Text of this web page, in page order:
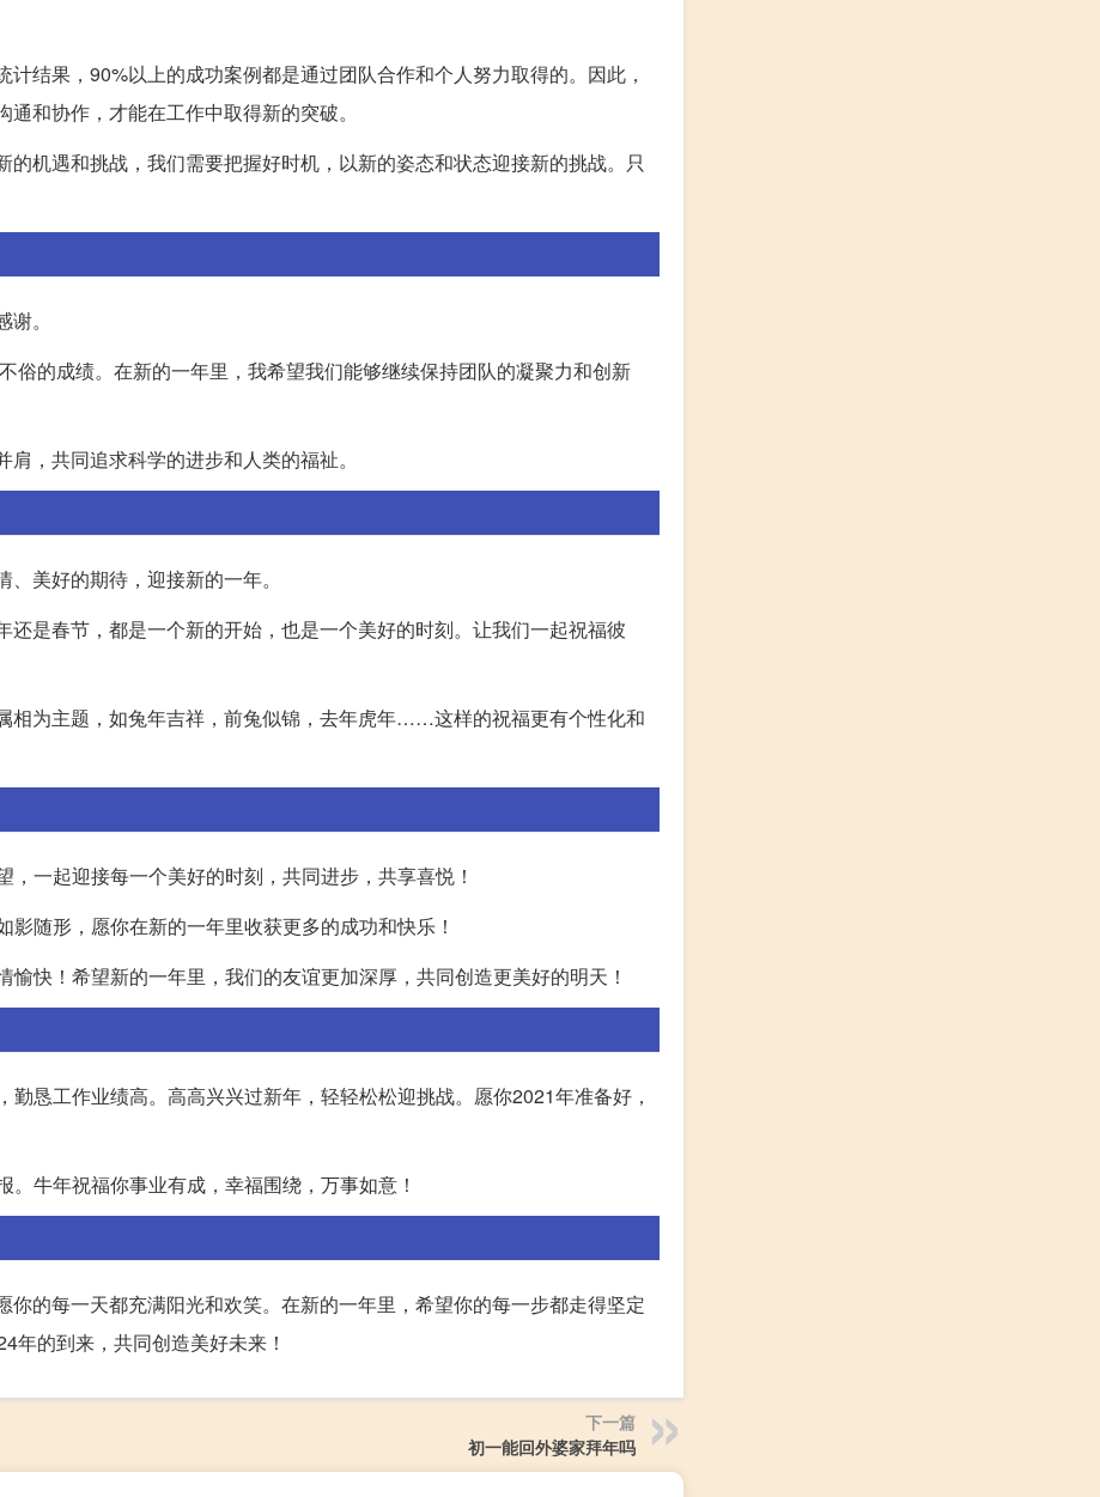
结果，90%以上的成功案例都是通过团队合作和个人努力取得的。因此，
和协作，才能在工作中取得新的突破。
机遇和挑战，我们需要把握好时机，以新的姿态和状态迎接新的挑战。只
。
俗的成绩。在新的一年里，我希望我们能够继续保持团队的凝聚力和创新
，共同追求科学的进步和人类的福祉。
美好的期待，迎接新的一年。
是春节，都是一个新的开始，也是一个美好的时刻。让我们一起祝福彼
相为主题，如兔年吉祥，前兔似锦，去年虎年……这样的祝福更有个性化和
一起迎接每一个美好的时刻，共同进步，共享喜悦！
随形，愿你在新的一年里收获更多的成功和快乐！
快！希望新的一年里，我们的友谊更加深厚，共同创造更美好的明天！
恳工作业绩高。高高兴兴过新年，轻轻松松迎挑战。愿你2021年准备好，
牛年祝福你事业有成，幸福围绕，万事如意！
的每一天都充满阳光和欢笑。在新的一年里，希望你的每一步都走得坚定
年的到来，共同创造美好未来！
下一篇
初一能回外婆家拜年吗